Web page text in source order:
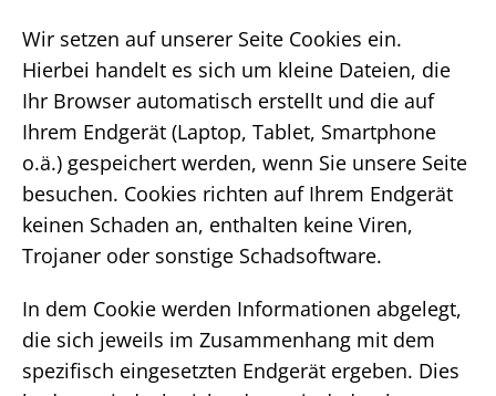
Wir setzen auf unserer Seite Cookies ein.
Hierbei handelt es sich um kleine Dateien, die
Ihr Browser automatisch erstellt und die auf
Ihrem Endgerät (Laptop, Tablet, Smartphone
o.ä.) gespeichert werden, wenn Sie unsere Seite
besuchen. Cookies richten auf Ihrem Endgerät
keinen Schaden an, enthalten keine Viren,
Trojaner oder sonstige Schadsoftware.
In dem Cookie werden Informationen abgelegt,
die sich jeweils im Zusammenhang mit dem
spezifisch eingesetzten Endgerät ergeben. Dies